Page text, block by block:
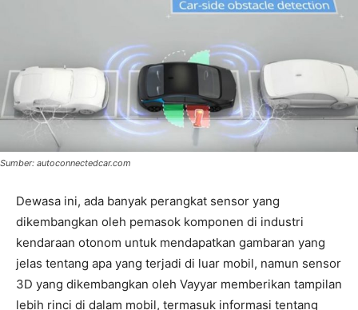
Sumber: autoconnectedcar.com
Dewasa ini, ada banyak perangkat sensor yang
dikembangkan oleh pemasok komponen di industri
kendaraan otonom untuk mendapatkan gambaran yang
jelas tentang apa yang terjadi di luar mobil, namun sensor
3D yang dikembangkan oleh Vayyar memberikan tampilan
lebih rinci di dalam mobil, termasuk informasi tentang